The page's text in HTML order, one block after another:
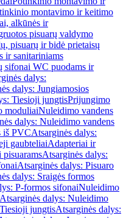
montavimo ir keitimo
alkūnės ir
pisuarų valdymo
pisuarų ir bidė prietaisų
ir sanitariniams
sifonai WC puodams ir
dalys:
dalys: Jungiamosios
Tiesioji jungtisPrijungimo
moduliaiNuleidimo vandens
dalys: Nuleidimo vandens
iš PVCAtsarginės dalys:
gaubteliaiAdapteriai ir
Atsarginės dalys:
Atsarginės dalys: Pisuaro
dalys: Sraigės formos
P-formos sifonaiNuleidimo
Atsarginės dalys: Nuleidimo
Tiesioji jungtisAtsarginės dalys: